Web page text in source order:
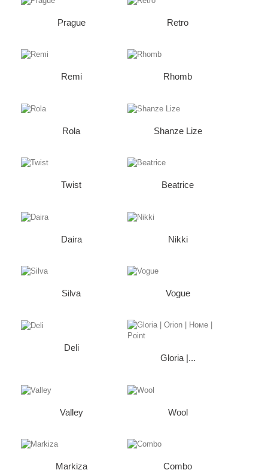
Prague Retro
Remi Rhomb
Rola Shanze Lize
Twist Beatrice
Daira Nikki
Silva Vogue
Deli
Gloria |...
Valley Wool
Markiza Combo